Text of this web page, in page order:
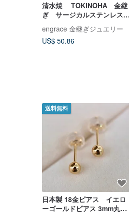
清水焼 TOKINOHA 金継
ぎ サージカルステンレスピ
アス シーグラス 伝統工
芸 No.592
engrace 金継ぎジュエリー
US$ 50.86
送料無料
日本製 18金ピアス イエロ
ーゴールドピアス 3mm丸玉